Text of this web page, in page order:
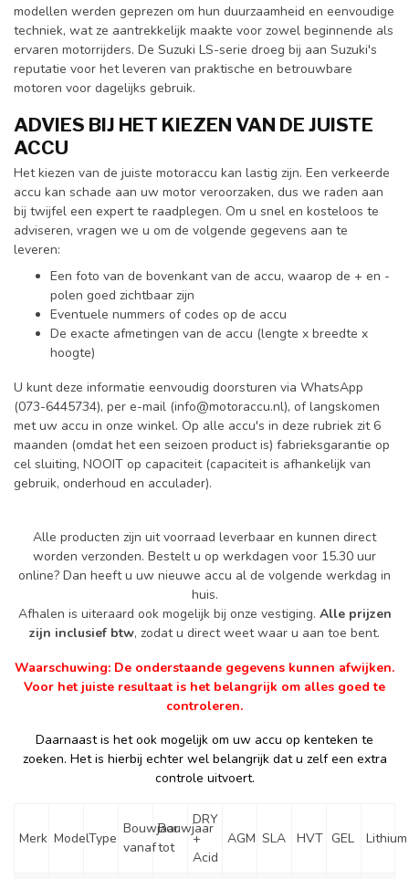
modellen werden geprezen om hun duurzaamheid en eenvoudige
techniek, wat ze aantrekkelijk maakte voor zowel beginnende als
ervaren motorrijders. De Suzuki LS-serie droeg bij aan Suzuki's
reputatie voor het leveren van praktische en betrouwbare
motoren voor dagelijks gebruik.
ADVIES BIJ HET KIEZEN VAN DE JUISTE
ACCU
Het kiezen van de juiste motoraccu kan lastig zijn. Een verkeerde
accu kan schade aan uw motor veroorzaken, dus we raden aan
bij twijfel een expert te raadplegen. Om u snel en kosteloos te
adviseren, vragen we u om de volgende gegevens aan te
leveren:
Een foto van de bovenkant van de accu, waarop de + en -
polen goed zichtbaar zijn
Eventuele nummers of codes op de accu
De exacte afmetingen van de accu (lengte x breedte x
hoogte)
U kunt deze informatie eenvoudig doorsturen via WhatsApp
(073-6445734), per e-mail (info@motoraccu.nl), of langskomen
met uw accu in onze winkel. Op alle accu's in deze rubriek zit 6
maanden (omdat het een seizoen product is) fabrieksgarantie op
cel sluiting, NOOIT op capaciteit (capaciteit is afhankelijk van
gebruik, onderhoud en acculader).
Alle producten zijn uit voorraad leverbaar en kunnen direct
worden verzonden. Bestelt u op werkdagen voor 15.30 uur
online? Dan heeft u uw nieuwe accu al de volgende werkdag in
huis.
Afhalen is uiteraard ook mogelijk bij onze vestiging. Alle prijzen
zijn inclusief btw, zodat u direct weet waar u aan toe bent.
Waarschuwing: De onderstaande gegevens kunnen afwijken.
Voor het juiste resultaat is het belangrijk om alles goed te
controleren.
Daarnaast is het ook mogelijk om uw accu op kenteken te
zoeken. Het is hierbij echter wel belangrijk dat u zelf een extra
controle uitvoert.
Merk ModelType
Bouwjaar
vanaf
Bouwjaar
tot
DRY
+
Acid
AGM SLA HVT GEL Lithium